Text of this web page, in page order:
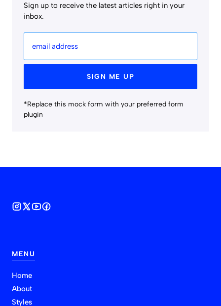
Sign up to receive the latest articles right in your
inbox.
email address
SIGN ME UP
*Replace this mock form with your preferred form
plugin
MENU
Home
About
Styles